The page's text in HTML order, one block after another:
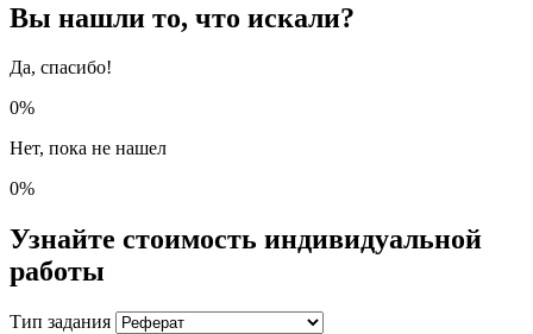
Вы нашли то, что искали?
Да, спасибо!
0%
Нет, пока не нашел
0%
Узнайте стоимость индивидуальной
работы
Тип задания